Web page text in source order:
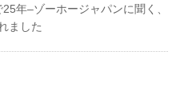
年–ゾーホージャパンに聞く、
ました